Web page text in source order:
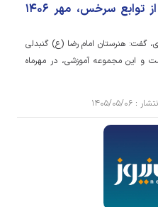
هنرستان امام رضا (ع) گنبدلی از توابع سرخس، مهر ۱۴۰۶
گفت: هنرستان امام رضا (ع) گنبدلی
است و این مجموعه آموزشی، در مهرماه